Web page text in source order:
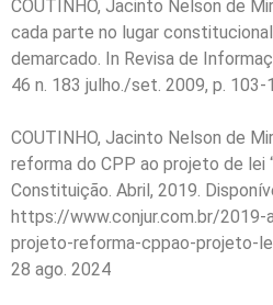
COUTINHO, Jacinto Nelson de
cada parte no lugar
demarcado. In Revisa de
46 n. 183 julho./set. 2009, p. 103-
COUTINHO, Jacinto Nelson de
reforma do CPP ao projeto de lei
Constituição. Abril, 2019.
https://www.conjur.com.br/
projeto-reforma-cppao-projeto-
28 ago. 2024